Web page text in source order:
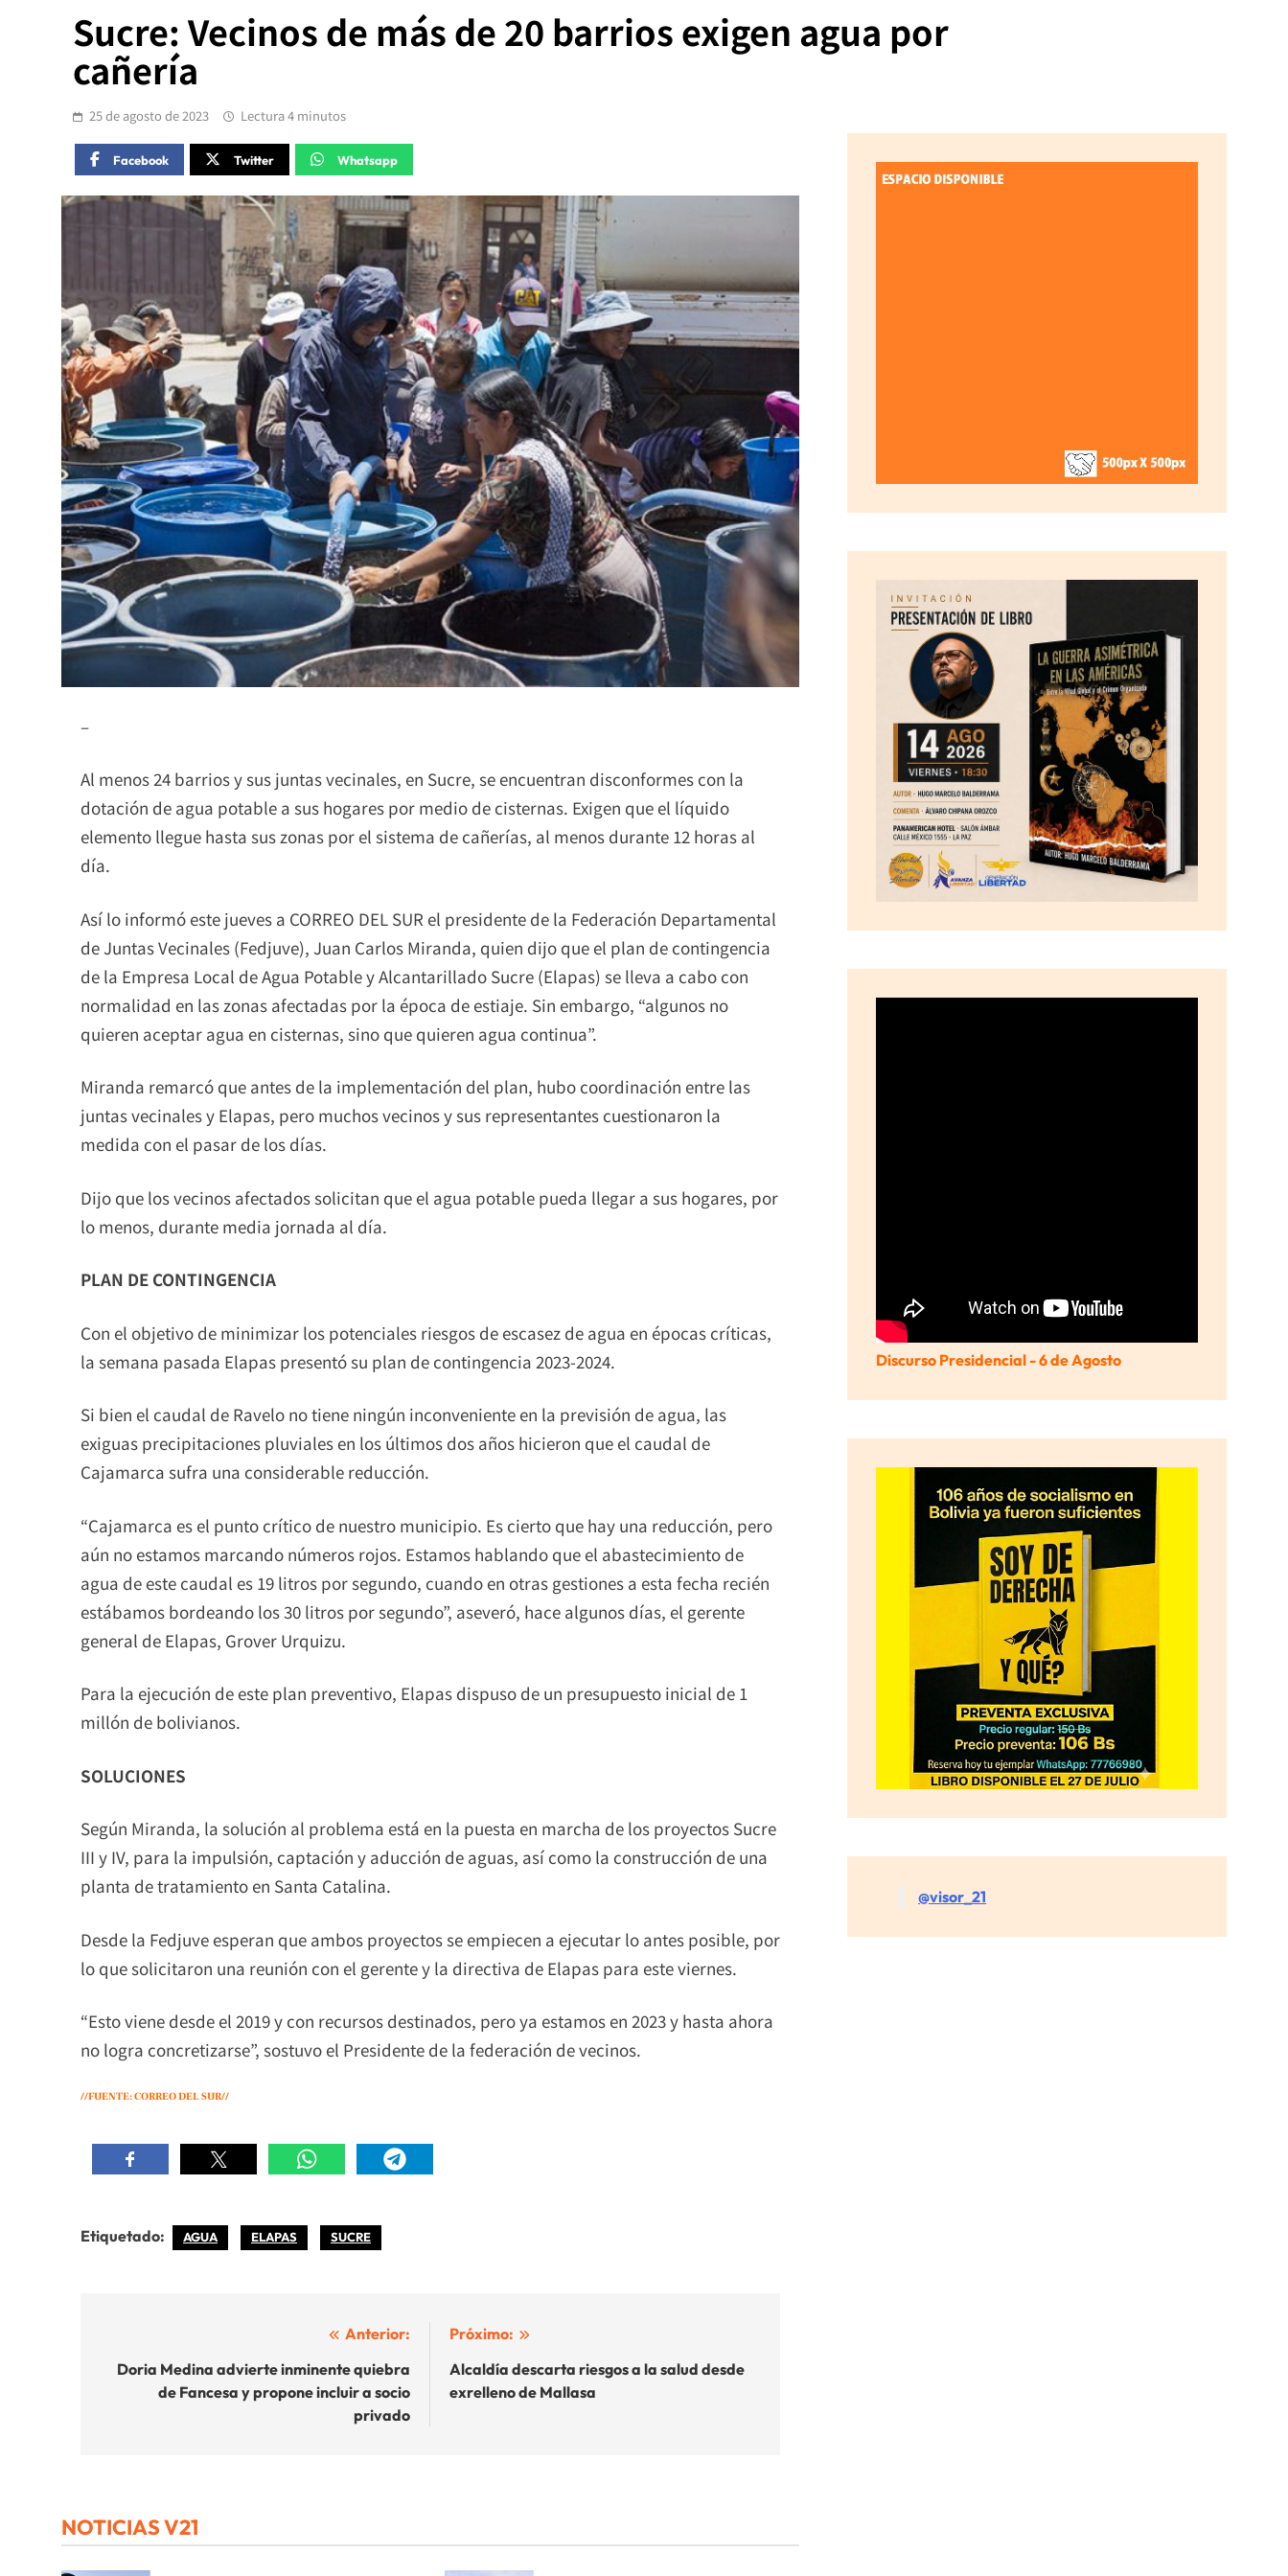
Sucre: Vecinos de más de 20 barrios exigen agua por
cañería
25 de agosto de 2023 Lectura 4 minutos
Facebook Twitter Whatsapp
–
Al menos 24 barrios y sus juntas vecinales, en Sucre, se encuentran disconformes con la
dotación de agua potable a sus hogares por medio de cisternas. Exigen que el líquido
elemento llegue hasta sus zonas por el sistema de cañerías, al menos durante 12 horas al
día.
Así lo informó este jueves a CORREO DEL SUR el presidente de la Federación Departamental
de Juntas Vecinales (Fedjuve), Juan Carlos Miranda, quien dijo que el plan de contingencia
de la Empresa Local de Agua Potable y Alcantarillado Sucre (Elapas) se lleva a cabo con
normalidad en las zonas afectadas por la época de estiaje. Sin embargo, “algunos no
quieren aceptar agua en cisternas, sino que quieren agua continua”.
Miranda remarcó que antes de la implementación del plan, hubo coordinación entre las
juntas vecinales y Elapas, pero muchos vecinos y sus representantes cuestionaron la
medida con el pasar de los días.
Dijo que los vecinos afectados solicitan que el agua potable pueda llegar a sus hogares, por
lo menos, durante media jornada al día.
PLAN DE CONTINGENCIA
Con el objetivo de minimizar los potenciales riesgos de escasez de agua en épocas críticas,
la semana pasada Elapas presentó su plan de contingencia 2023-2024.
Si bien el caudal de Ravelo no tiene ningún inconveniente en la previsión de agua, las
exiguas precipitaciones pluviales en los últimos dos años hicieron que el caudal de
Cajamarca sufra una considerable reducción.
“Cajamarca es el punto crítico de nuestro municipio. Es cierto que hay una reducción, pero
aún no estamos marcando números rojos. Estamos hablando que el abastecimiento de
agua de este caudal es 19 litros por segundo, cuando en otras gestiones a esta fecha recién
estábamos bordeando los 30 litros por segundo”, aseveró, hace algunos días, el gerente
general de Elapas, Grover Urquizu.
Para la ejecución de este plan preventivo, Elapas dispuso de un presupuesto inicial de 1
millón de bolivianos.
SOLUCIONES
Según Miranda, la solución al problema está en la puesta en marcha de los proyectos Sucre
III y IV, para la impulsión, captación y aducción de aguas, así como la construcción de una
planta de tratamiento en Santa Catalina.
Desde la Fedjuve esperan que ambos proyectos se empiecen a ejecutar lo antes posible, por
lo que solicitaron una reunión con el gerente y la directiva de Elapas para este viernes.
“Esto viene desde el 2019 y con recursos destinados, pero ya estamos en 2023 y hasta ahora
no logra concretizarse”, sostuvo el Presidente de la federación de vecinos.
//FUENTE: CORREO DEL SUR//
Etiquetado: AGUA ELAPAS SUCRE
de
entradas
Anterior:
Doria Medina advierte inminente quiebra
de Fancesa y propone incluir a socio
privado
Próximo:
Alcaldía descarta riesgos a la salud desde
exrelleno de Mallasa
NOTICIAS V21
Discurso Presidencial - 6 de Agosto
@visor_21